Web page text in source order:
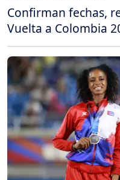
Confirman fechas,
Vuelta a Colombia